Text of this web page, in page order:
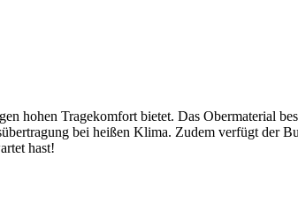
hohen Tragekomfort bietet. Das Obermaterial
bei heißen Klima. Zudem verfügt der
hast!